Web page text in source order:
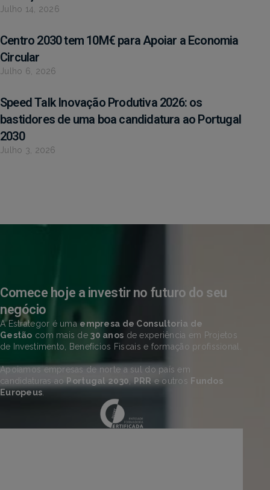
Julho 14, 2026
Centro 2030 tem 10M€ para Apoiar a Economia
Circular
Julho 6, 2026
Speed Talk Inovação Produtiva 2026: os
bastidores de uma boa candidatura ao Portugal
2030
Julho 3, 2026
Comece hoje a investir no futuro do seu
negócio
A Estrategor é uma empresa de Consultoria de
Gestão com mais de30 anos de experiência em Projetos
de Investimento, Benefícios Fiscais e formação profissional.
Apoiamos empresas de norte a sul do país em
candidaturas ao Portugal 2030 PRR e outros Fundos
Europeus